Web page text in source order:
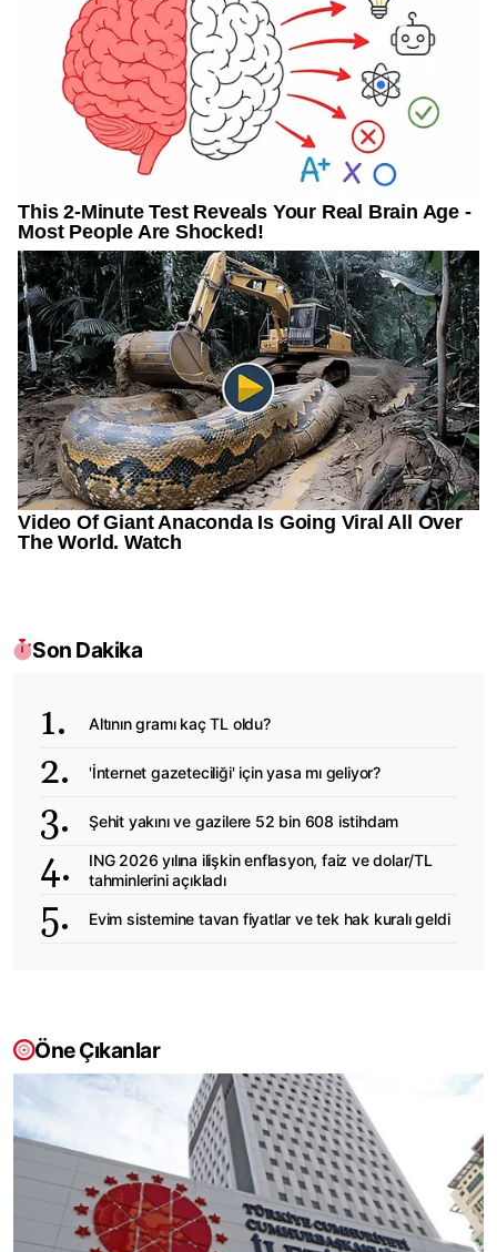
Son Dakika
Altının gramı kaç TL oldu?
'İnternet gazeteciliği' için yasa mı geliyor?
Şehit yakını ve gazilere 52 bin 608 istihdam
ING 2026 yılına ilişkin enflasyon, faiz ve dolar/TL
tahminlerini açıkladı
Evim sistemine tavan fiyatlar ve tek hak kuralı geldi
Öne Çıkanlar